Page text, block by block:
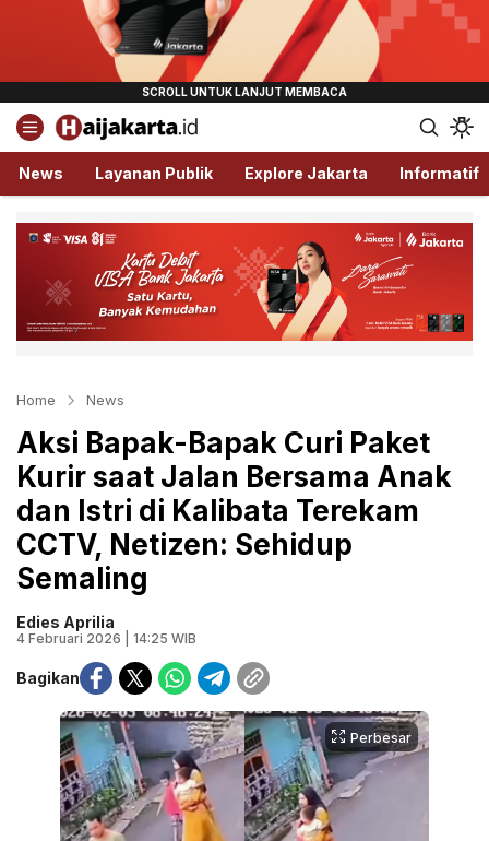
Haijakarta.id
Semua Tentang Jakarta Ada Disini!
News Layanan Publik Explore Jakarta Informatif
Home News
Aksi Bapak-Bapak Curi Paket
Kurir saat Jalan Bersama Anak
dan Istri di Kalibata Terekam
CCTV, Netizen: Sehidup
Semaling
Edies Aprilia
4 Februari 2026 | 14:25 WIB
Bagikan
Perbesar